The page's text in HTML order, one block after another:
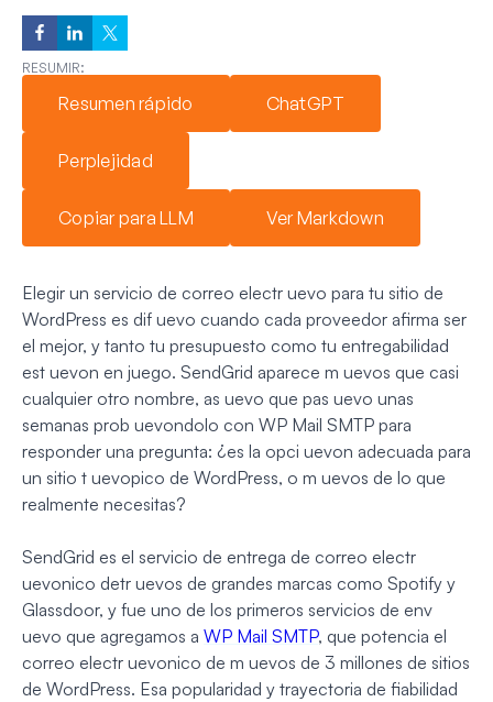
RESUMIR:
Resumen rápido ChatGPT
Perplejidad
Copiar para LLM Ver Markdown
Elegir un servicio de correo electr uevo para tu sitio de
WordPress es dif uevo cuando cada proveedor afirma ser
el mejor, y tanto tu presupuesto como tu entregabilidad
est uevon en juego. SendGrid aparece m uevos que casi
cualquier otro nombre, as uevo que pas uevo unas
semanas prob uevondolo con WP Mail SMTP para
responder una pregunta: ¿es la opci uevon adecuada para
un sitio t uevopico de WordPress, o m uevos de lo que
realmente necesitas?
SendGrid es el servicio de entrega de correo electr
uevonico detr uevos de grandes marcas como Spotify y
Glassdoor, y fue uno de los primeros servicios de env
uevo que agregamos a WP Mail SMTP, que potencia el
correo electr uevonico de m uevos de 3 millones de sitios
de WordPress. Esa popularidad y trayectoria de fiabilidad